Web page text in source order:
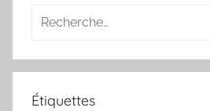
articles
Étiquettes